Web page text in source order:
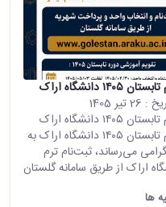
دانشگاه اراک
: 26 تیر 1405
اطلاعیه ثبت‌نام ترم تابستان ۱۴۰۵ دانشگاه اراک
اطلاعیه ثبت‌نام ترم تابستان ۱۴۰۵ دانشگاه اراک به
می‌رساند، ثبت‌نام ترم
۱۴۰۵ دانشگاه اراک از طریق سامانه گلستان
ها